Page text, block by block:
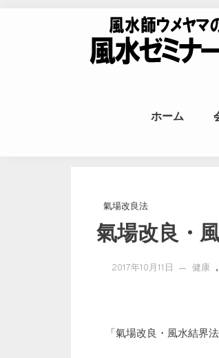
風水
ホーム
氣場改良法
氣場改良・
2017年10月11日 健康 ,
「氣場改良・風水結界